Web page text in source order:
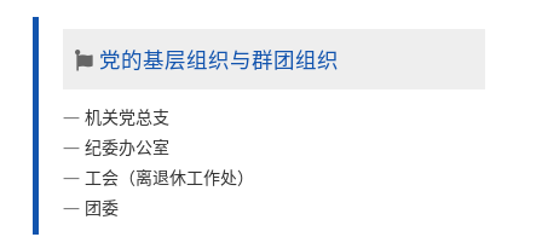
党的基层组织与群团组织
机关党总支
纪委办公室
工会（离退休工作处）
团委